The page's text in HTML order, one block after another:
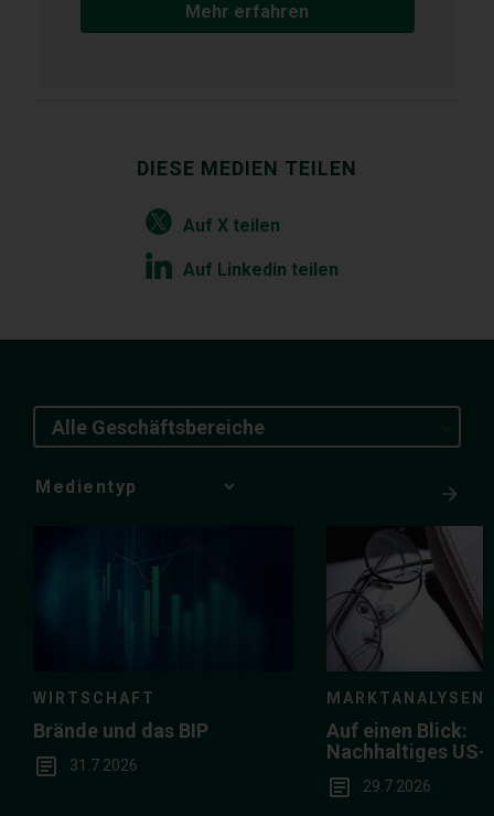
Mehr erfahren
DIESE MEDIEN TEILEN
Auf X teilen
Auf Linkedin teilen
Alle Geschäftsbereiche
Media
WIRTSCHAFT
Brände und das BIP
31.7.2026
MARKTANALYSEN
Auf einen Blick:
Nachhaltiges US-
in der Breite
29.7.2026